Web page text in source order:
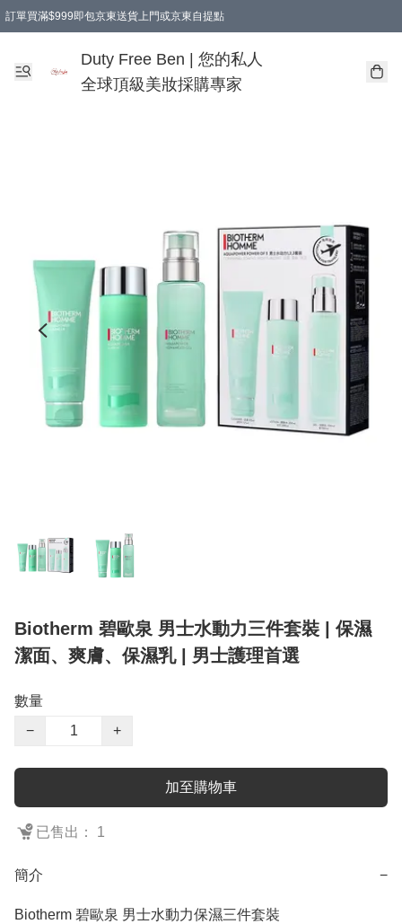
訂單買滿$999即包京東送貨上門或京東自提點
Duty Free Ben | 您的私人
全球頂級美妝採購專家
Biotherm 碧歐泉 男士水動力三件套裝 | 保濕
潔面、爽膚、保濕乳 | 男士護理首選
數量
−
+
加至購物車
已售出： 1
簡介 −
Biotherm 碧歐泉 男士水動力保濕三件套裝